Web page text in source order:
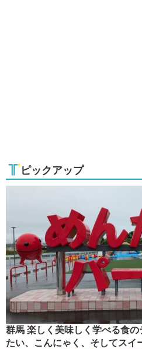
ピックアップ
群馬 楽しく美味しく学べる食
たい、こんにゃく、そしてスイ